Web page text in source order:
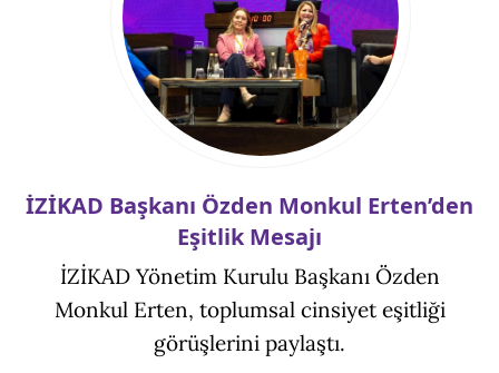
İZİKAD Başkanı Özden Monkul Erten’den
Eşitlik Mesajı
İZİKAD Yönetim Kurulu Başkanı Özden
Monkul Erten, toplumsal cinsiyet eşitliği
görüşlerini paylaştı.